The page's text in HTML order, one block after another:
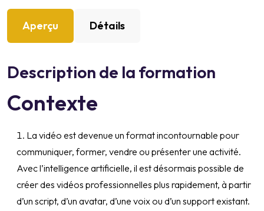
Aperçu Détails
Description de la formation
Contexte
La vidéo est devenue un format incontournable pour
communiquer, former, vendre ou présenter une activité.
Avec l’intelligence artificielle, il est désormais possible de
créer des vidéos professionnelles plus rapidement, à partir
d’un script, d’un avatar, d’une voix ou d’un support existant.